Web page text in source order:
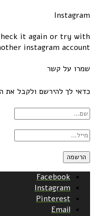
Instagram
it again or try with
instagram account.
שמרו על קשר
כדאי לך להירשם ולקבל את
Facebook
Instagram
Pinterest
Email